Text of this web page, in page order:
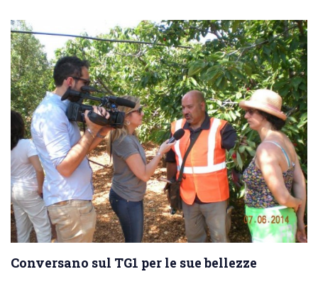
Conversano sul TG1 per le sue bellezze